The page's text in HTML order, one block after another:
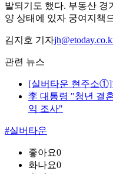
발되기도 했다. 부동산 경
양 상태에 있자 궁여지책
김지호 기자
관련 뉴스
[실버타운 현주소①]
李 대통령 "청년 결
익 조사"
#실버타운
좋아요0
화나요0